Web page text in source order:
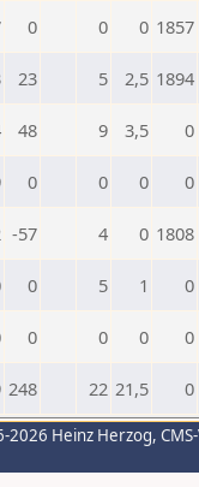
0 0 0 1857
23 5 2,5 1894
48 9 3,5 0
0 0 0 0
-57 4 0 1808
0 5 1 0
0 0 0 0
248 22 21,5 0
2026 Heinz Herzog,